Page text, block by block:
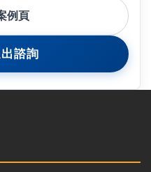
例頁
諮詢